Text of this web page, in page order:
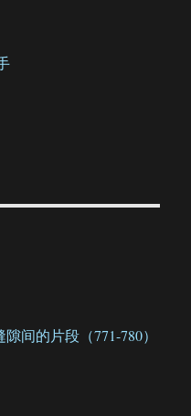
间的片段（771-780）